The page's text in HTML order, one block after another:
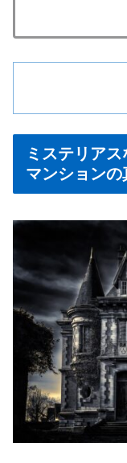
ミステリア
マンションの